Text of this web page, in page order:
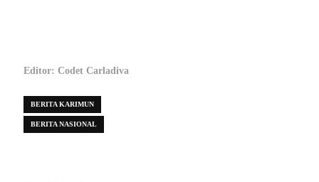
Editor: Codet Carladiva
BERITA KARIMUN
BERITA NASIONAL